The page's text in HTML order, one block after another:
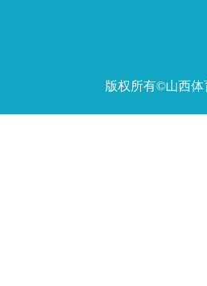
版权所有©山西